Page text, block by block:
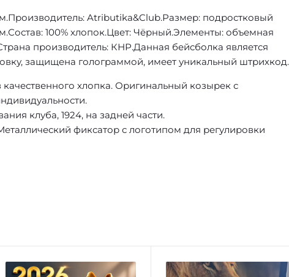
Atributika&Club.Размер: подростковый
100% хлопок.Цвет: Чёрный.Элементы: объемная
производитель: КНР.Данная бейсболка является
защищена голограммой, имеет уникальный штрихкод.
хлопка. Оригинальный козырек с
клуба, 1924, на задней части.
фиксатор с логотипом для регулировки